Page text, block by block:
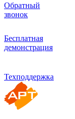
Обратный
звонок
Бесплатная
демонстрация
Техподдержка